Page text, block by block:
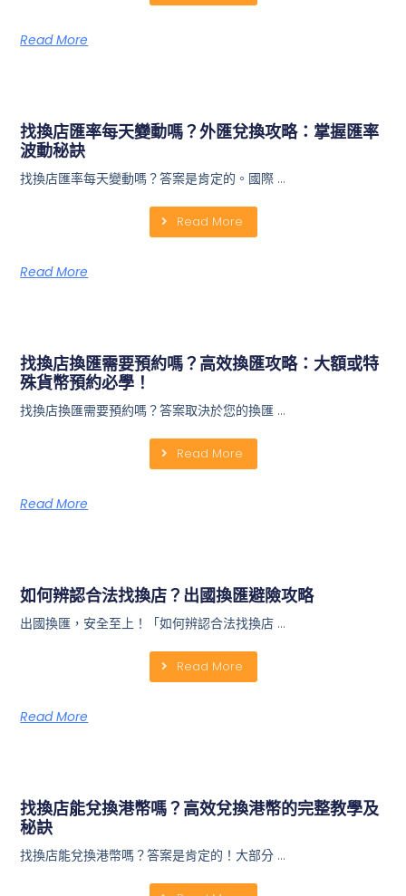
Read More
找換店匯率每天變動嗎？外匯兌換攻略：掌握匯率
波動秘訣
找換店匯率每天變動嗎？答案是肯定的。國際 …
Read More
Read More
找換店換匯需要預約嗎？高效換匯攻略：大額或特
殊貨幣預約必學！
找換店換匯需要預約嗎？答案取決於您的換匯 …
Read More
Read More
如何辨認合法找換店？出國換匯避險攻略
出國換匯，安全至上！「如何辨認合法找換店 …
Read More
Read More
找換店能兌換港幣嗎？高效兌換港幣的完整教學及
秘訣
找換店能兌換港幣嗎？答案是肯定的！大部分 …